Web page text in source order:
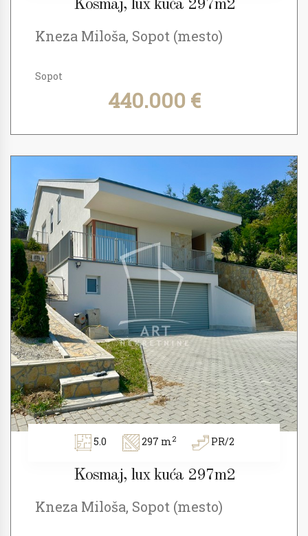
Kosmaj, lux kuća 297m2
Kneza Miloša, Sopot (mesto)
Sopot
440.000 €
5.0 297 m2 PR/2
Kosmaj, lux kuća 297m2
Kneza Miloša, Sopot (mesto)